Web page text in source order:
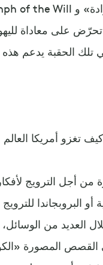
تحرّض على معاداة
تغزو أمريكا العالم
أجل الترويج
أو البروبجاندا
العديد من
القصص المصورة